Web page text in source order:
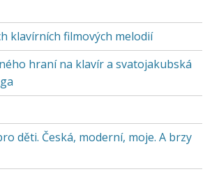
klavírních filmových melodií
hraní na klavír a svatojakubská
děti. Česká, moderní, moje. A brzy